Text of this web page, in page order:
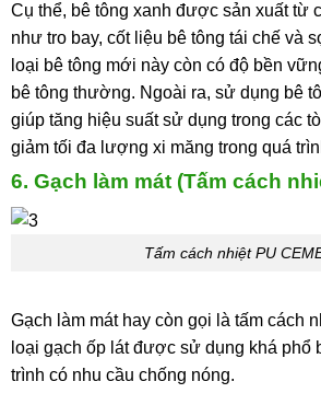
Cụ thể, bê tông xanh được sản xuất từ
như tro bay, cốt liệu bê tông tái chế và
loại bê tông mới này còn có độ bền
bê tông thường. Ngoài ra, sử dụng bê
giúp tăng hiệu suất sử dụng trong các
giảm tối đa lượng xi măng trong quá
6. Gạch làm mát (Tấm cách
Tấm cách nhiệt PU
Gạch làm mát hay còn gọi là tấm cách
loại gạch ốp lát được sử dụng khá phổ
trình có nhu cầu chống nóng.